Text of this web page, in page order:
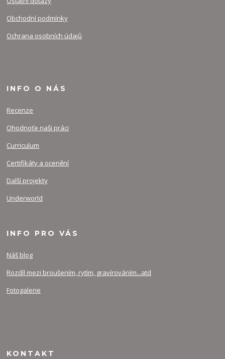
Obchodní podmínky
Ochrana osobních údajů
INFO O NÁS
Recenze
Ohodnoťe naši práci
Curriculum
Certifikáty a ocenění
Další projekty
Underworld
INFO PRO VÁS
Náš blog
Rozdíl mezi broušením, rytím, gravírováním...atd
Fotogalerie
KONTAKT